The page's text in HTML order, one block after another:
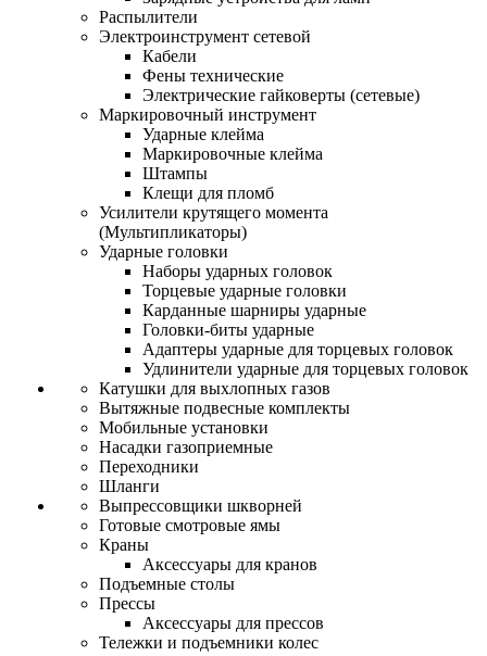
Распылители
Электроинструмент сетевой
Кабели
Фены технические
Электрические гайковерты (сетевые)
Маркировочный инструмент
Ударные клейма
Маркировочные клейма
Штампы
Клещи для пломб
Усилители крутящего момента
(Мультипликаторы)
Ударные головки
Наборы ударных головок
Торцевые ударные головки
Карданные шарниры ударные
Головки-биты ударные
Адаптеры ударные для торцевых головок
Удлинители ударные для торцевых головок
Катушки для выхлопных газов
Вытяжные подвесные комплекты
Мобильные установки
Насадки газоприемные
Переходники
Шланги
Выпрессовщики шкворней
Готовые смотровые ямы
Краны
Аксессуары для кранов
Подъемные столы
Прессы
Аксессуары для прессов
Тележки и подъемники колес